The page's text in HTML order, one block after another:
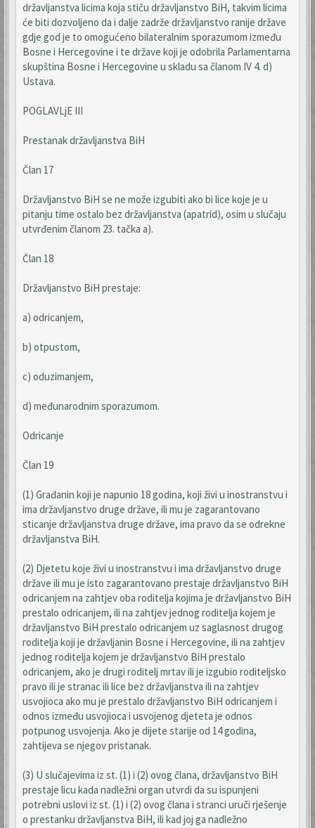
državljanstva licima koja stiču državljanstvo BiH, takvim licima
će biti dozvoljeno da i dalje zadrže državljanstvo ranije države
gdje god je to omogućeno bilateralnim sporazumom između
Bosne i Hercegovine i te države koji je odobrila Parlamentarna
skupština Bosne i Hercegovine u skladu sa članom IV 4. d)
Ustava.
POGLAVLjE III
Prestanak državljanstva BiH
Član 17
Državljanstvo BiH se ne može izgubiti ako bi lice koje je u
pitanju time ostalo bez državljanstva (apatrid), osim u slučaju
utvrđenim članom 23. tačka a).
Član 18
Državljanstvo BiH prestaje:
a) odricanjem,
b) otpustom,
c) oduzimanjem,
d) međunarodnim sporazumom.
Odricanje
Član 19
(1) Građanin koji je napunio 18 godina, koji živi u inostranstvu i
ima državljanstvo druge države, ili mu je zagarantovano
sticanje državljanstva druge države, ima pravo da se odrekne
državljanstva BiH.
(2) Djetetu koje živi u inostranstvu i ima državljanstvo druge
države ili mu je isto zagarantovano prestaje državljanstvo BiH
odricanjem na zahtjev oba roditelja kojima je državljanstvo BiH
prestalo odricanjem, ili na zahtjev jednog roditelja kojem je
državljanstvo BiH prestalo odricanjem uz saglasnost drugog
roditelja koji je državljanin Bosne i Hercegovine, ili na zahtjev
jednog roditelja kojem je državljanstvo BiH prestalo
odricanjem, ako je drugi roditelj mrtav ili je izgubio roditeljsko
pravo ili je stranac ili lice bez državljanstva ili na zahtjev
usvojioca ako mu je prestalo državljanstvo BiH odricanjem i
odnos između usvojioca i usvojenog djeteta je odnos
potpunog usvojenja. Ako je dijete starije od 14 godina,
zahtijeva se njegov pristanak.
(3) U slučajevima iz st. (1) i (2) ovog člana, državljanstvo BiH
prestaje licu kada nadležni organ utvrdi da su ispunjeni
potrebni uslovi iz st. (1) i (2) ovog člana i stranci uruči rješenje
o prestanku državljanstva BiH, ili kad joj ga nadležno